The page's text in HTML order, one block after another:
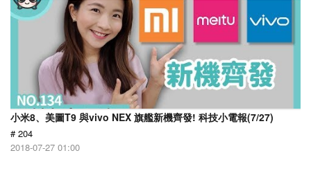
小米8、美圖T9 與vivo NEX 旗艦新機齊發! 科技小電報(7/27)
# 204
2018-07-27 01:00